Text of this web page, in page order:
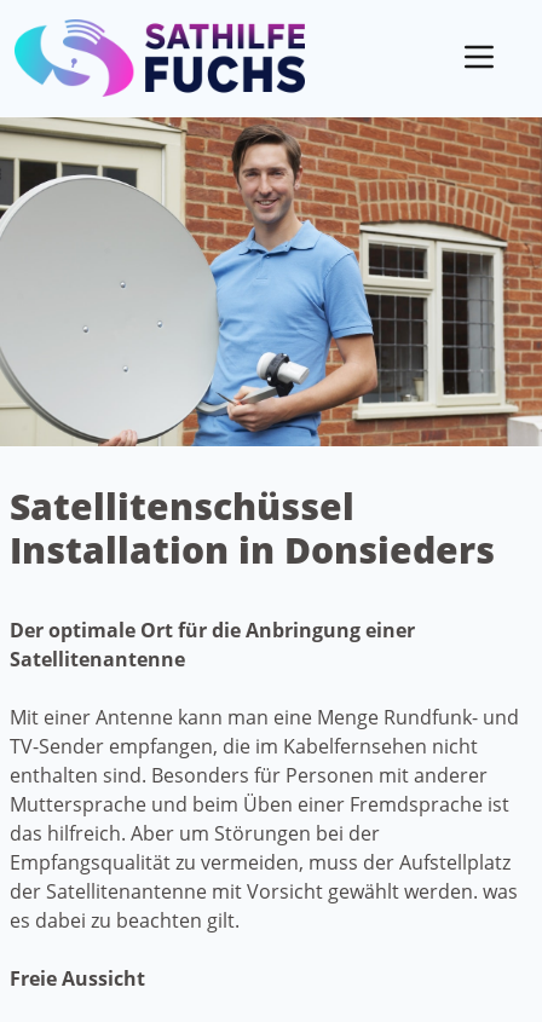
Satellitenschüssel
Installation in Donsieders
Der optimale Ort für die Anbringung einer
Satellitenantenne
Mit einer Antenne kann man eine Menge Rundfunk- und
TV-Sender empfangen, die im Kabelfernsehen nicht
enthalten sind. Besonders für Personen mit anderer
Muttersprache und beim Üben einer Fremdsprache ist
das hilfreich. Aber um Störungen bei der
Empfangsqualität zu vermeiden, muss der Aufstellplatz
der Satellitenantenne mit Vorsicht gewählt werden. was
es dabei zu beachten gilt.
Freie Aussicht